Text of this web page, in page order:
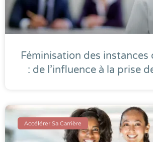
Féminisation des instances
: de l’influence à la prise
Accélérer Sa Carrière